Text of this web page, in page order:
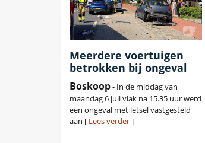
Meerdere voertuigen
betrokken bij ongeval
Boskoop- In de middag van
maandag 6 juli vlak na 15.35 uur werd
een ongeval met letsel vastgesteld
aan [ Lees verder]